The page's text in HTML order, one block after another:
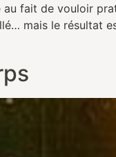
au fait de vouloir
mais le résultat